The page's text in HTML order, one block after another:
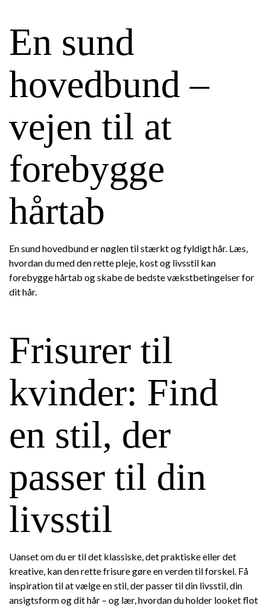
En sund
hovedbund –
vejen til at
forebygge
hårtab
En sund hovedbund er nøglen til stærkt og fyldigt hår. Læs,
hvordan du med den rette pleje, kost og livsstil kan
forebygge hårtab og skabe de bedste vækstbetingelser for
dit hår.
Frisurer til
kvinder: Find
en stil, der
passer til din
livsstil
Uanset om du er til det klassiske, det praktiske eller det
kreative, kan den rette frisure gøre en verden til forskel. Få
inspiration til at vælge en stil, der passer til din livsstil, din
ansigtsform og dit hår – og lær, hvordan du holder looket flot